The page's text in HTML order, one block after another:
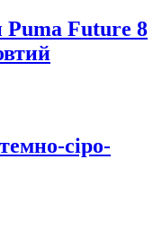
Puma Future 8
сіро-